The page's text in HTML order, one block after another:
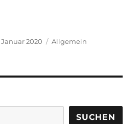
– Nalbach Impakt“
Januar 2020 Kategorien
Allgemein
SUCHEN